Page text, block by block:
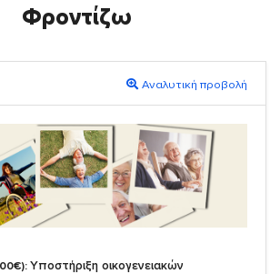
Φροντίζω
Αναλυτική προβολή
Υποστήριξη οικογενειακών